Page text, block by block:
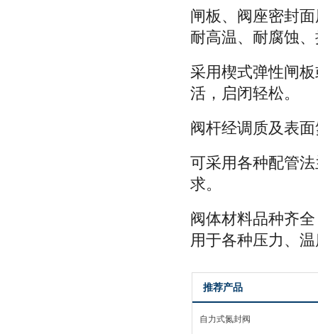
闸板、阀座密封
耐高温、耐腐蚀
采用楔式弹性闸
活，启闭轻松。
阀杆经调质及表
可采用各种配管
求。
阀体材料品种齐
用于各种压力、
推荐产品
自力式氮封阀